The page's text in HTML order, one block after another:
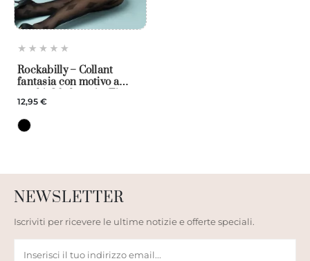
Rockabilly – Collant
fantasia con motivo a
12,95 €
NEWSLETTER
Iscriviti per ricevere le ultime notizie e offerte speciali.